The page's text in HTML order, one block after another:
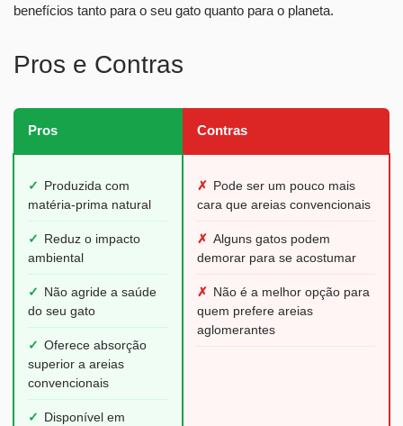
benefícios tanto para o seu gato quanto para o planeta.
Pros e Contras
Pros Contras
✓
Produzida com
matéria-prima natural
✓
Reduz o impacto
ambiental
✓
Não agride a saúde
do seu gato
✓ Oferece absorção
superior a areias
convencionais
✓
Disponível em
✗ Pode ser um pouco mais
cara que areias convencionais
✗ Alguns gatos podem
demorar para se acostumar
✗ Não é a melhor opção para
quem prefere areias
aglomerantes